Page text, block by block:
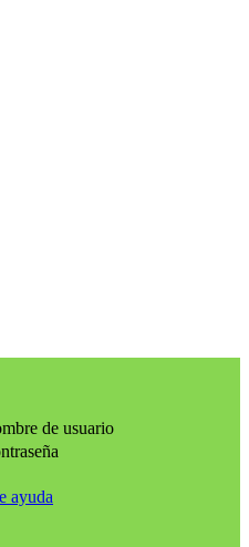
de usuario
ayuda